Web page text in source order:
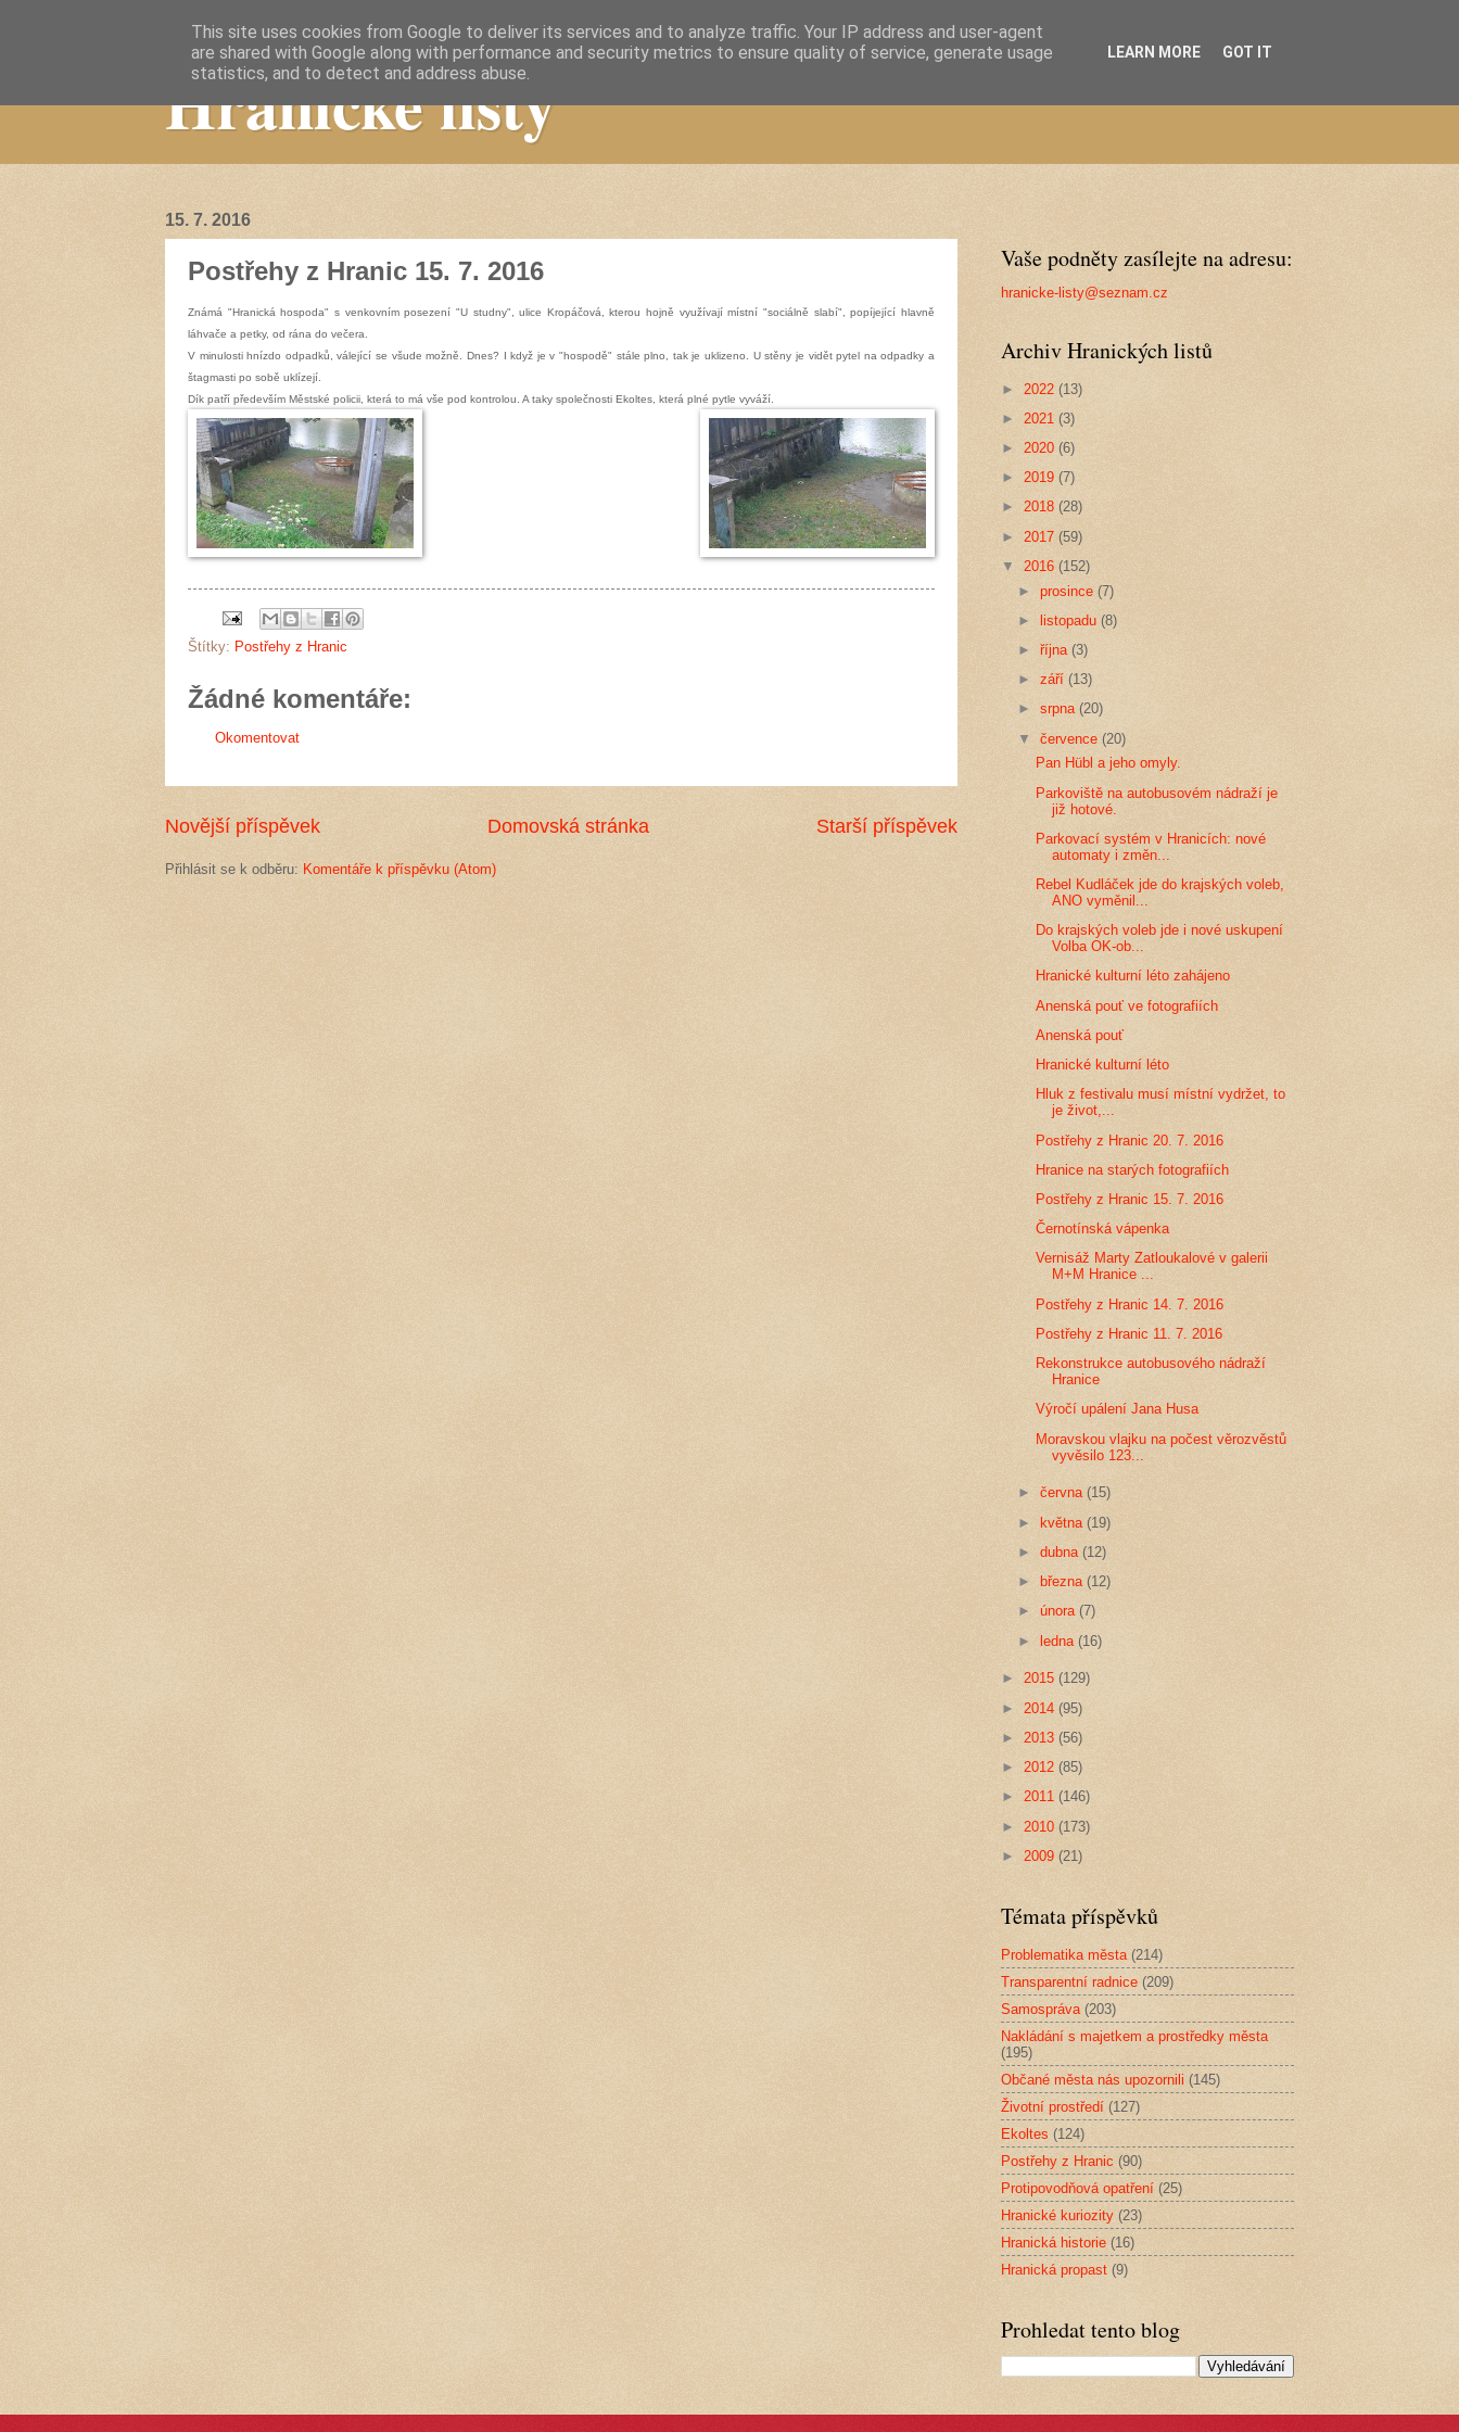
Hranické listy
15. 7. 2016
Postřehy z Hranic 15. 7. 2016
Známá "Hranická hospoda" s venkovním posezení "U studny", ulice Kropáčová, kterou hojně využívají místní "sociálně slabí", popíjející hlavně
láhvače a petky, od rána do večera.
V minulosti hnízdo odpadků, válející se všude možně. Dnes? I když je v "hospodě" stále plno, tak je uklizeno. U stěny je vidět pytel na odpadky a
štagmasti po sobě uklízejí.
Dík patří především Městské policii, která to má vše pod kontrolou. A taky společnosti Ekoltes, která plné pytle vyváží.
Štítky: Postřehy z Hranic
Žádné komentáře:
Okomentovat
Novější příspěvek Starší příspěvek
Domovská stránka
Přihlásit se k odběru: Komentáře k příspěvku (Atom)
Vaše podněty zasílejte na adresu:
hranicke-listy@seznam.cz
Archiv Hranických listů
► 2022 (13)
► 2021 (3)
► 2020 (6)
► 2019 (7)
► 2018 (28)
► 2017 (59)
▼ 2016 (152)
►prosince(7)
►
listopadu (8)
►října(3)
►září (13)
►srpna(20)
▼července(20)
Pan Hübl a jeho omyly.
Parkoviště na autobusovém nádraží je
již hotové.
Parkovací systém v Hranicích: nové
automaty i změn...
Rebel Kudláček jde do krajských voleb,
ANO vyměnil...
Do krajských voleb jde i nové uskupení
Volba OK-ob...
Hranické kulturní léto zahájeno
Anenská pouť ve fotografiích
Anenská pouť
Hranické kulturní léto
Hluk z festivalu musí místní vydržet, to
je život,...
Postřehy z Hranic 20. 7. 2016
Hranice na starých fotografiích
Postřehy z Hranic 15. 7. 2016
Černotínská vápenka
Vernisáž Marty Zatloukalové v galerii
M+M Hranice ...
Postřehy z Hranic 14. 7. 2016
Postřehy z Hranic 11. 7. 2016
Rekonstrukce autobusového nádraží
Hranice
Výročí upálení Jana Husa
Moravskou vlajku na počest věrozvěstů
vyvěsilo 123...
►června (15)
►května(19)
►dubna(12)
►
března(12)
►února(7)
► ledna(16)
► 2015 (129)
► 2014 (95)
► 2013 (56)
► 2012 (85)
► 2011 (146)
► 2010 (173)
► 2009 (21)
Témata příspěvků
Problematika města (214)
Transparentní radnice (209)
Samospráva (203)
Nakládání s majetkem a prostředky města
(195)
Občané města nás upozornili (145)
Životní prostředí (127)
Ekoltes (124)
Postřehy z Hranic (90)
Protipovodňová opatření (25)
Hranické kuriozity (23)
Hranická historie (16)
Hranická propast (9)
Prohledat tento blog
This site uses cookies from Google to deliver its services and to analyze traffic. Your IP address and user-agent
are shared with Google along with performance and security metrics to ensure quality of service, generate usage
statistics, and to detect and address abuse.
LEARN MORE GOT IT